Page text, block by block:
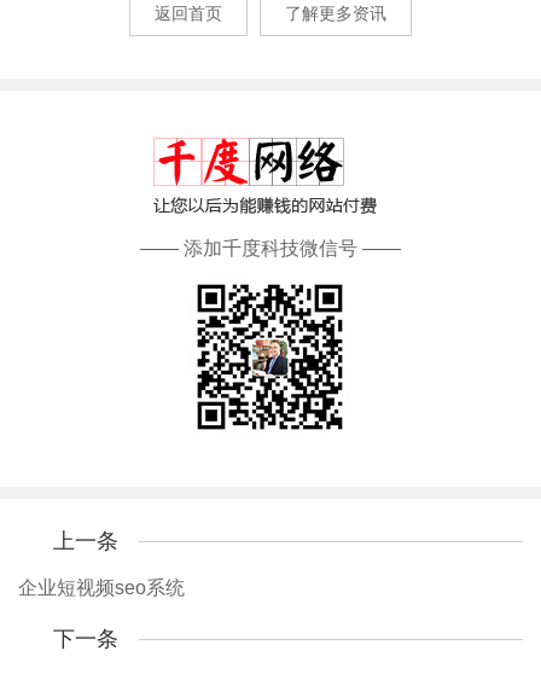
返回首页 了解更多资讯
—— 添加千度科技微信号 ——
上一条
企业短视频seo系统
下一条